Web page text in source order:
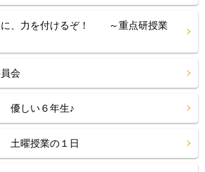
に、力を付けるぞ！ ～重点研授業
会
優しい６年生♪
曜授業の１日